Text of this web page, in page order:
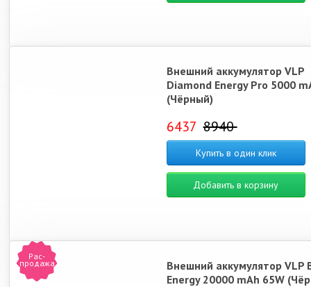
Внешний аккумулятор VLP
Diamond Energy Pro 5000
(Чёрный)
6437 8940
Купить в один клик
Добавить в корзину
Рас-
продажа
Внешний аккумулятор VLP
Energy 20000 mAh 65W